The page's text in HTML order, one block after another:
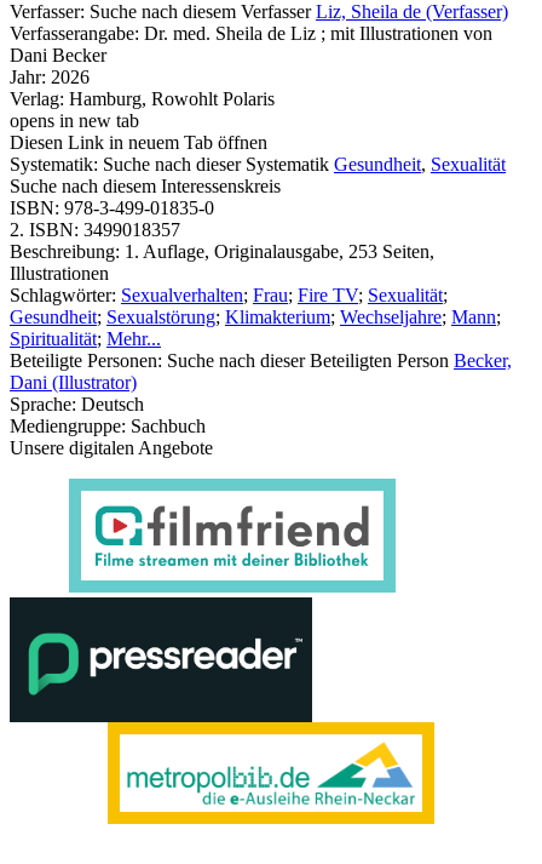
Verfasser: Suche nach diesem Verfasser Liz, Sheila de (Verfasser)
Verfasserangabe: Dr. med. Sheila de Liz ; mit Illustrationen von
Dani Becker
Jahr: 2026
Verlag: Hamburg, Rowohlt Polaris
opens in new tab
Diesen Link in neuem Tab öffnen
Systematik: Suche nach dieser Systematik Gesundheit, Sexualität
Suche nach diesem Interessenskreis
ISBN: 978-3-499-01835-0
2. ISBN: 3499018357
Beschreibung: 1. Auflage, Originalausgabe, 253 Seiten,
Illustrationen
Schlagwörter: Sexualverhalten; Frau; Fire TV; Sexualität;
Gesundheit; Sexualstörung; Klimakterium; Wechseljahre; Mann;
Spiritualität; Mehr...
Beteiligte Personen: Suche nach dieser Beteiligten Person Becker,
Dani (Illustrator)
Sprache: Deutsch
Mediengruppe: Sachbuch
Unsere digitalen Angebote